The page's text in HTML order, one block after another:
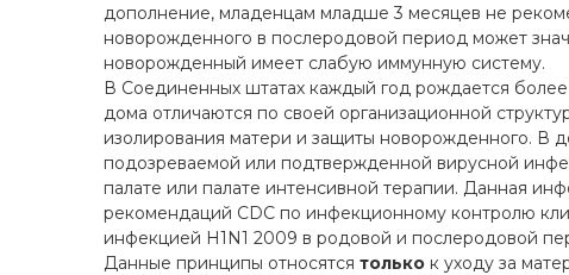
дополнение, младенцам младше 3 месяцев не
новорожденного в послеродовой период может
новорожденный имеет слабую иммунную систему.
В Соединенных штатах каждый год рождается
дома отличаются по своей организационной
изолирования матери и защиты новорожденного. В
подозреваемой или подтвержденной вирусной
палате или палате интенсивной терапии. Данная
рекомендаций CDC по инфекционному контролю
инфекцией H1N1 2009 в родовой и послеродовой
Данные принципы относятся только к уходу за